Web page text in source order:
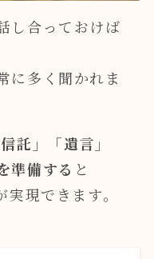
し合っておけば
に多く聞かれま
託」「遺言」
準備する と
現できます。